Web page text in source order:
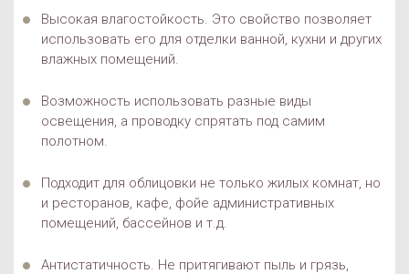
Высокая влагостойкость. Это свойство позволяет
использовать его для отделки ванной, кухни и других
влажных помещений.
Возможность использовать разные виды
освещения, а проводку спрятать под самим
полотном.
Подходит для облицовки не только жилых комнат, но
и ресторанов, кафе, фойе административных
помещений, бассейнов и т.д.
Антистатичность. Не притягивают пыль и грязь,